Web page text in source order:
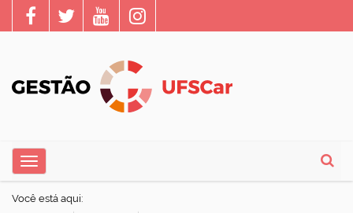
Busca
Toggle navigation
Você está aqui: